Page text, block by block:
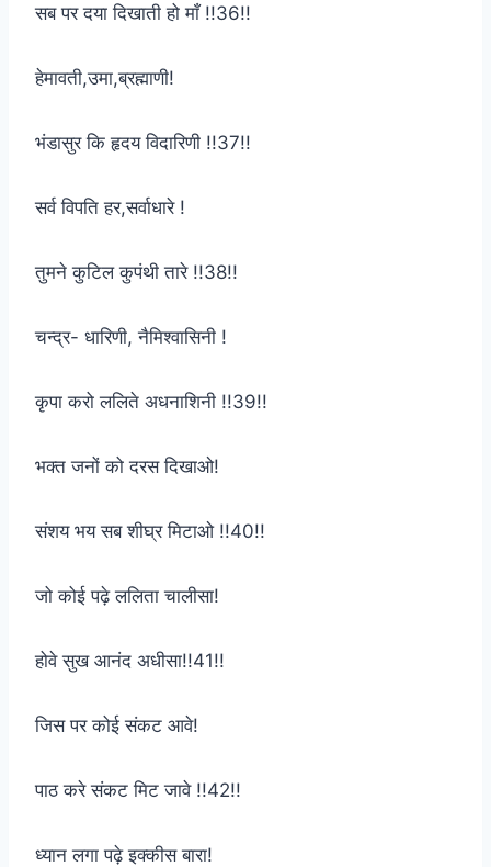
सब पर दया दिखाती हो माँ !!36!!
हेमावती,उमा,ब्रह्माणी!
भंडासुर कि हृदय विदारिणी !!37!!
सर्व विपति हर,सर्वाधारे !
तुमने कुटिल कुपंथी तारे !!38!!
चन्द्र- धारिणी, नैमिश्वासिनी !
कृपा करो ललिते अधनाशिनी !!39!!
भक्त जनों को दरस दिखाओ!
संशय भय सब शीघ्र मिटाओ !!40!!
जो कोई पढ़े ललिता चालीसा!
होवे सुख आनंद अधीसा!!41!!
जिस पर कोई संकट आवे!
पाठ करे संकट मिट जावे !!42!!
ध्यान लगा पढ़े इक्कीस बारा!